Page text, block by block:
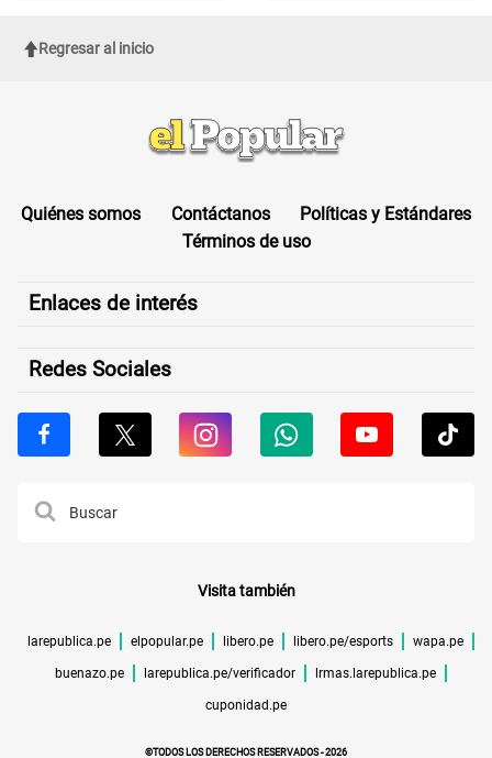
Regresar al inicio
Quiénes somos Contáctanos
Políticas y Estándares
Términos de uso
Enlaces de interés
Redes Sociales
Visita también
larepublica.pe elpopular.pe libero.pe libero.pe/esports wapa.pe
buenazo.pe larepublica.pe/verificador lrmas.larepublica.pe
cuponidad.pe
©TODOS LOS DERECHOS RESERVADOS -2026